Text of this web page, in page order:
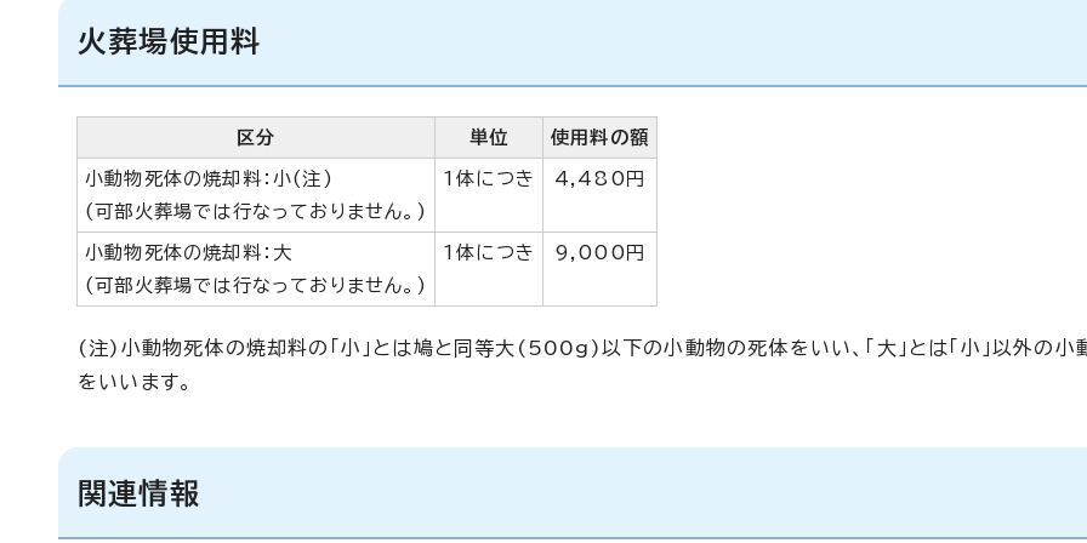
火葬場使用料
区分 単位 使用料の額
小動物死体の焼却料：小(注)
(可部火葬場では行なっておりません。)
1体につき 4,480円
小動物死体の焼却料：大
(可部火葬場では行なっておりません。)
1体につき 9,000円
(注)小動物死体の焼却料の「小」とは鳩と同等大(500g)以下の小動物の死体をいい、「大」とは「小」以外の小
をいいます。
関連情報